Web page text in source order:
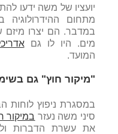
יועציו של משה ידעו
מתחום
במדבר. הם יצרו מיזם
מים. היו לו גם
המועד.
"מיקור חוץ" גם
במסגרת ניפוץ לוחות
סיני משה נעזר במיקור
את עשרת הדברות